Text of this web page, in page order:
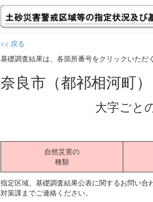
<< 戻る
基礎調査結果は、各箇所番号をクリックいただ
奈良市（都祁相河町
大字ごと
自然災害の
種類
指定区域、基礎調査結果公表に関するお問い
対策課までご連絡ください。